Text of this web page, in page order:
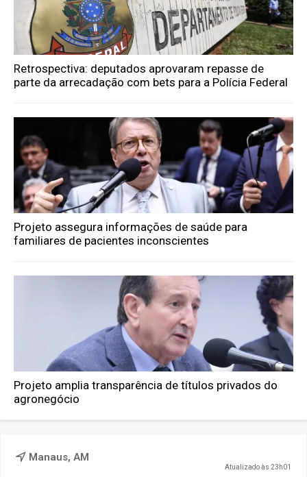
Retrospectiva: deputados aprovaram repasse de
parte da arrecadação com bets para a Polícia Federal
Projeto assegura informações de saúde para
familiares de pacientes inconscientes
Projeto amplia transparência de títulos privados do
agronegócio
Manaus, AM
Atualizado às 23h01